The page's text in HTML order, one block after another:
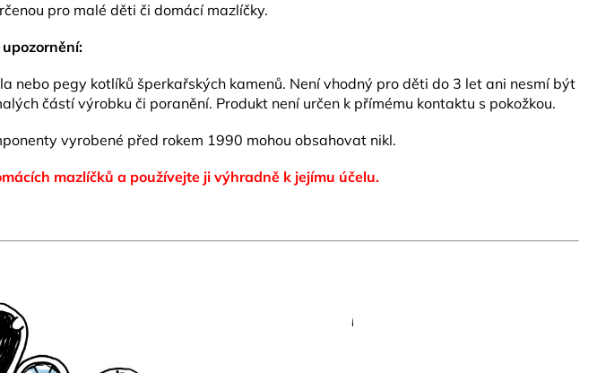
pro malé děti či domácí mazlíčky.
pegy kotlíků šperkařských kamenů. Není vhodný pro děti do 3 let ani nesmí být
částí výrobku či poranění. Produkt není určen k přímému kontaktu s pokožkou.
vyrobené před rokem 1990 mohou obsahovat nikl.
mazlíčků a používejte ji výhradně k jejímu účelu.